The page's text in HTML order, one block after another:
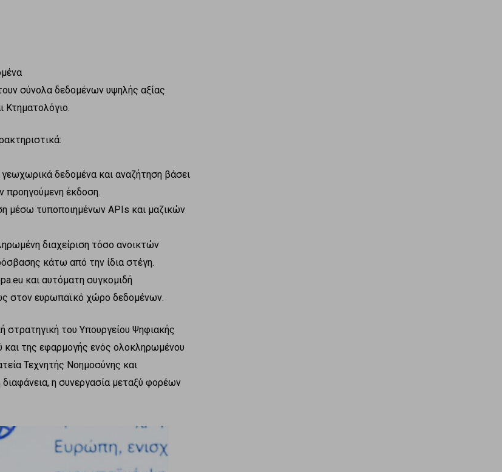
σύνολα δεδομένων υψηλής αξίας
Κτηματολόγιο.
δεδομένα και αναζήτηση βάσει
προηγούμενη έκδοση.
μέσω τυποποιημένων APIs και μαζικών
διαχείριση τόσο ανοικτών
κάτω από την ίδια στέγη.
και αυτόματη συγκομιδή
στον ευρωπαϊκό χώρο δεδομένων.
του Υπουργείου Ψηφιακής
της εφαρμογής ενός ολοκληρωμένου
Τεχνητής Νοημοσύνης και
η συνεργασία μεταξύ φορέων